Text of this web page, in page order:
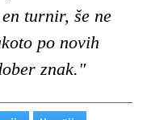
turnir, še ne
po novih
znak."